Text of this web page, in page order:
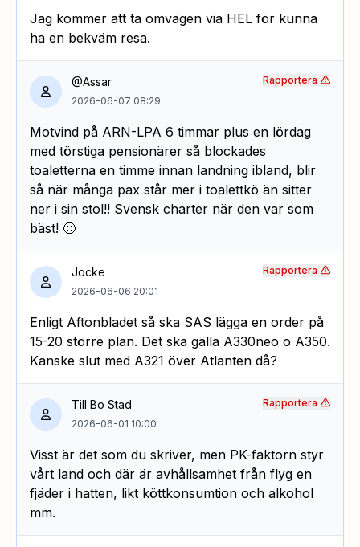
Jag kommer att ta omvägen via HEL för kunna
ha en bekväm resa.
@Assar
2026-06-07 08:29
Motvind på ARN-LPA 6 timmar plus en lördag
med törstiga pensionärer så blockades
toaletterna en timme innan landning ibland, blir
så när många pax står mer i toalettkö än sitter
ner i sin stol!! Svensk charter när den var som
bäst! 🙂
Rapportera
Jocke
2026-06-06 20:01
Enligt Aftonbladet så ska SAS lägga en order på
15-20 större plan. Det ska gälla A330neo o A350.
Kanske slut med A321 över Atlanten då?
Rapportera
Till Bo Stad
2026-06-01 10:00
Visst är det som du skriver, men PK-faktorn styr
vårt land och där är avhållsamhet från flyg en
fjäder i hatten, likt köttkonsumtion och alkohol
mm.
Rapportera